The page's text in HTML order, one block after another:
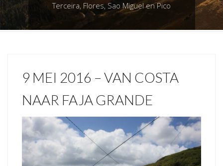
Terceira, Flores, Sao Miguel en Pico
9 MEI 2016 – VAN COSTA
NAAR FAJA GRANDE